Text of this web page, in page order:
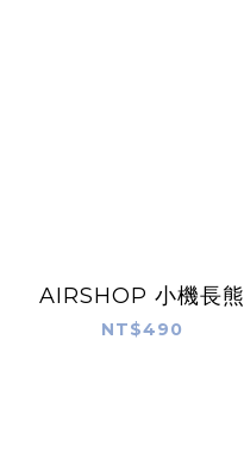
AIRSHOP 小機長熊
NT$490